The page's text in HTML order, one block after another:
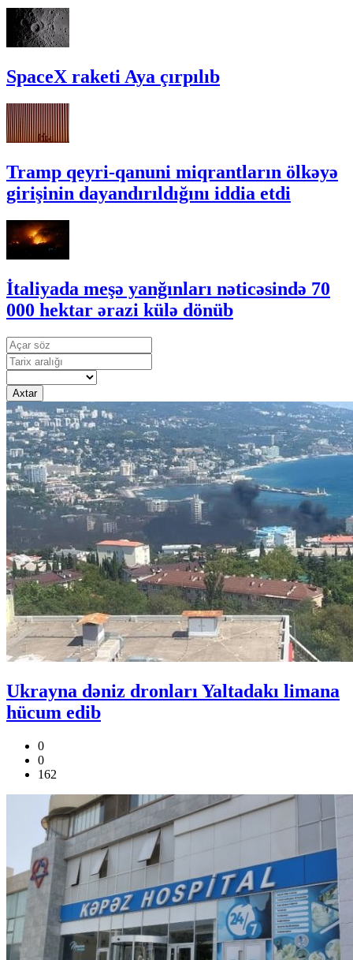
SpaceX raketi Aya çırpılıb
Tramp qeyri-qanuni miqrantların ölkəyə
girişinin dayandırıldığını iddia etdi
İtaliyada meşə yanğınları nəticəsində 70
000 hektar ərazi külə dönüb
Axtar
Ukrayna dəniz dronları Yaltadakı limana
hücum edib
0
0
162